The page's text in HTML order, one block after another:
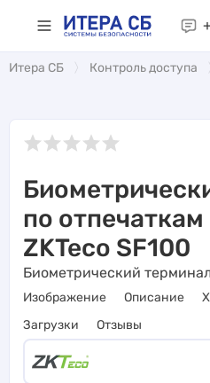
Итера СБ Контроль доступа
по
ZKTeco SF100
Биометрический
Изображение Описание
Загрузки
Отзывы